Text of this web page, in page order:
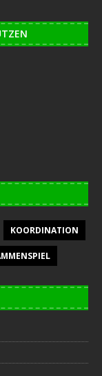
KOORDINATION